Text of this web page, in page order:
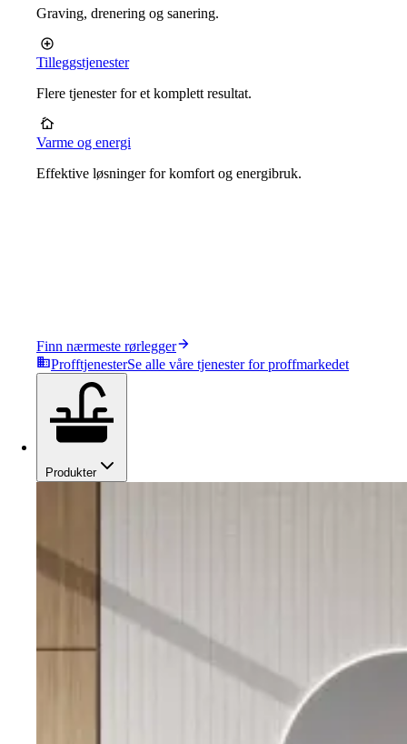
Graving, drenering og sanering.
Tilleggstjenester
Flere tjenester for et komplett resultat.
Varme og energi
Effektive løsninger for komfort og energibruk.
Finn nærmeste rørlegger
ProfftjenesterSe alle våre tjenester for proffmarkedet
Produkter